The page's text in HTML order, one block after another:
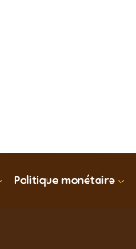
Politique monétaire